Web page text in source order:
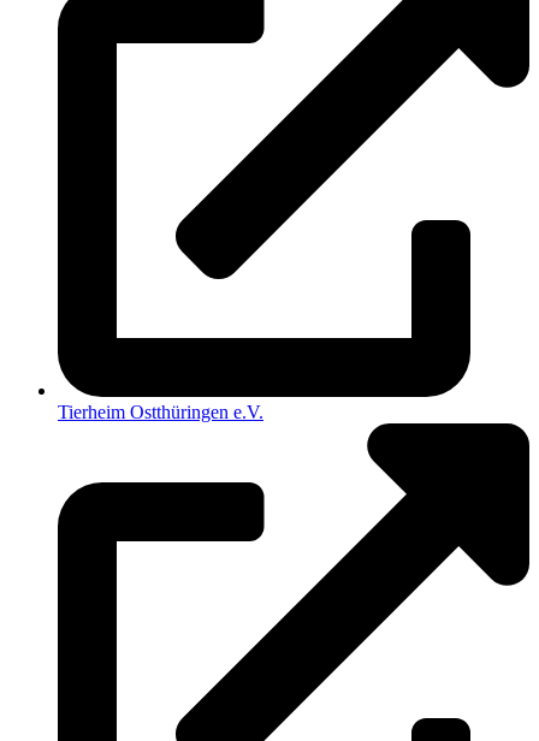
Tierheim Ostthüringen e.V.